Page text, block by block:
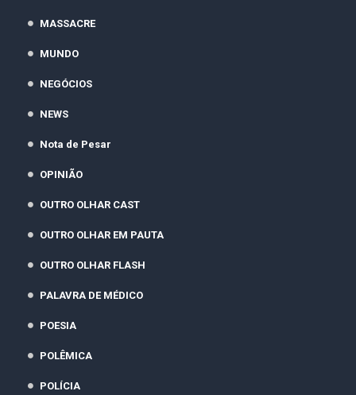
MASSACRE
MUNDO
NEGÓCIOS
NEWS
Nota de Pesar
OPINIÃO
OUTRO OLHAR CAST
OUTRO OLHAR EM PAUTA
OUTRO OLHAR FLASH
PALAVRA DE MÉDICO
POESIA
POLÊMICA
POLÍCIA